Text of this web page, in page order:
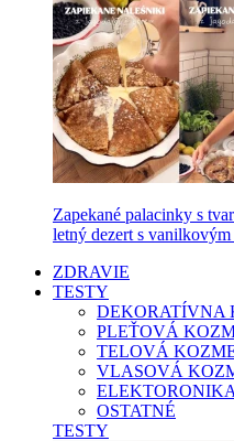
Zapekané palacinky s
letný dezert s
ZDRAVIE
TESTY
DEKORATÍVNA
PLEŤOVÁ
TELOVÁ
VLASOVÁ
ELEKTORONIKA
OSTATNÉ
TESTY